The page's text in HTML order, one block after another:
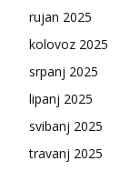
rujan 2025
kolovoz 2025
srpanj 2025
lipanj 2025
svibanj 2025
travanj 2025